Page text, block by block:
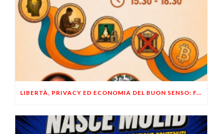
LIBERTÀ, PRIVACY ED ECONOMIA DEL BUON SENSO: FACCO E MUSUMECI A CASALECCHIO DI RENO (BO)